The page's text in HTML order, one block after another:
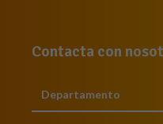
Contacta con